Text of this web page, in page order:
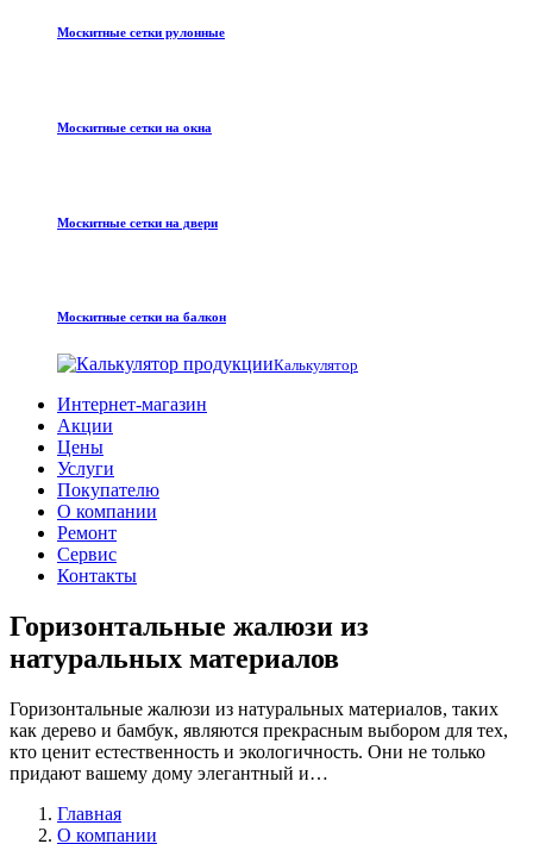
Москитные сетки рулонные
Москитные сетки на окна
Москитные сетки на двери
Москитные сетки на балкон
Калькулятор
Интернет-магазин
Акции
Цены
Услуги
Покупателю
О компании
Ремонт
Сервис
Контакты
Горизонтальные жалюзи из
натуральных материалов
Горизонтальные жалюзи из натуральных материалов, таких
как дерево и бамбук, являются прекрасным выбором для тех,
кто ценит естественность и экологичность. Они не только
придают вашему дому элегантный и…
Главная
О компании